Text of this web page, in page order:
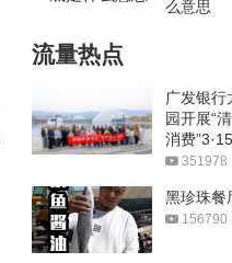
么意思
流量热点
广发银行
园开展“
消费
351978
黑珍珠餐
156790